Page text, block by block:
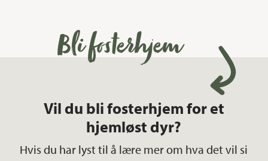
Bli fosterhjem
Vil du bli fosterhjem for et
hjemløst dyr?
Hvis du har lyst til å lære mer om hva det vil si